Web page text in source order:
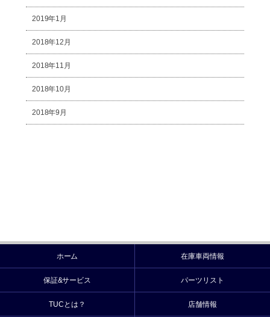
2019年1月
2018年12月
2018年11月
2018年10月
2018年9月
ホーム 在庫車両情報
保証&サービス パーツリスト
TUCとは？ 店舗情報